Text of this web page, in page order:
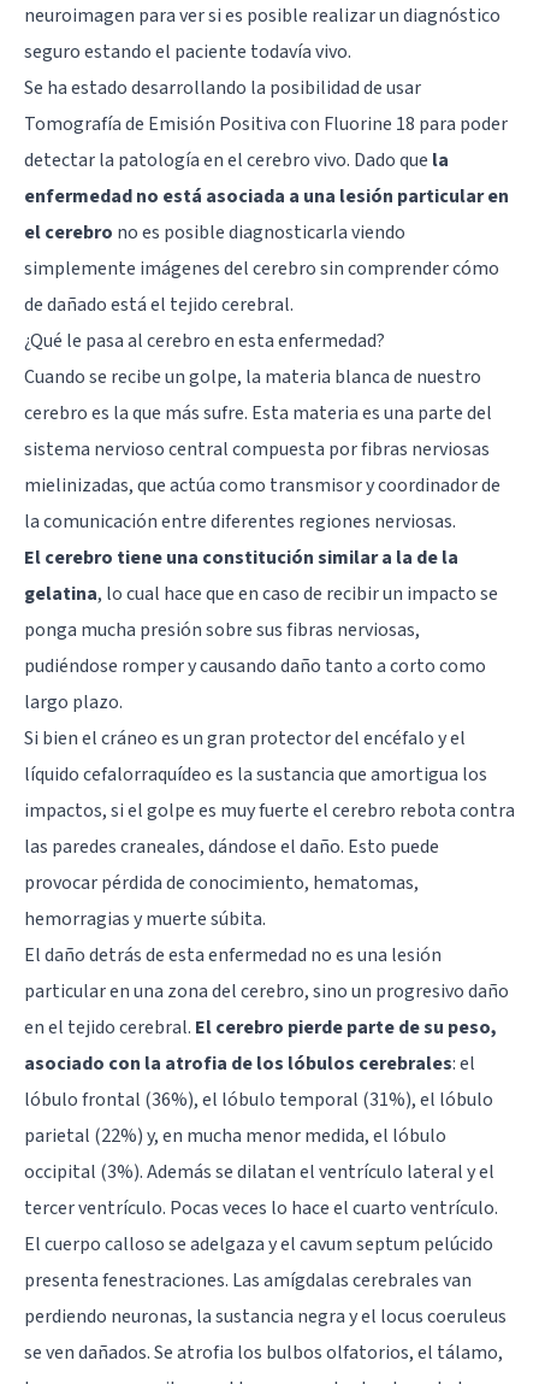
neuroimagen para ver si es posible realizar un diagnóstico
seguro estando el paciente todavía vivo.
Se ha estado desarrollando la posibilidad de usar
Tomografía de Emisión Positiva con Fluorine 18 para poder
detectar la patología en el cerebro vivo. Dado que la
enfermedad no está asociada a una lesión particular en
el cerebro no es posible diagnosticarla viendo
simplemente imágenes del cerebro sin comprender cómo
de dañado está el tejido cerebral.
¿Qué le pasa al cerebro en esta enfermedad?
Cuando se recibe un golpe, la materia blanca de nuestro
cerebro es la que más sufre. Esta materia es una parte del
sistema nervioso central compuesta por fibras nerviosas
mielinizadas, que actúa como transmisor y coordinador de
la comunicación entre diferentes regiones nerviosas.
El cerebro tiene una constitución similar a la de la
gelatina, lo cual hace que en caso de recibir un impacto se
ponga mucha presión sobre sus fibras nerviosas,
pudiéndose romper y causando daño tanto a corto como
largo plazo.
Si bien el cráneo es un gran protector del encéfalo y el
líquido cefalorraquídeo es la sustancia que amortigua los
impactos, si el golpe es muy fuerte el cerebro rebota contra
las paredes craneales, dándose el daño. Esto puede
provocar pérdida de conocimiento, hematomas,
hemorragias y muerte súbita.
El daño detrás de esta enfermedad no es una lesión
particular en una zona del cerebro, sino un progresivo daño
en el tejido cerebral. El cerebro pierde parte de su peso,
asociado con la atrofia de los lóbulos cerebrales: el
lóbulo frontal (36%), el lóbulo temporal (31%), el lóbulo
parietal (22%) y, en mucha menor medida, el lóbulo
occipital (3%). Además se dilatan el ventrículo lateral y el
tercer ventrículo. Pocas veces lo hace el cuarto ventrículo.
El cuerpo calloso se adelgaza y el cavum septum pelúcido
presenta fenestraciones. Las amígdalas cerebrales van
perdiendo neuronas, la sustancia negra y el locus coeruleus
se ven dañados. Se atrofia los bulbos olfatorios, el tálamo,